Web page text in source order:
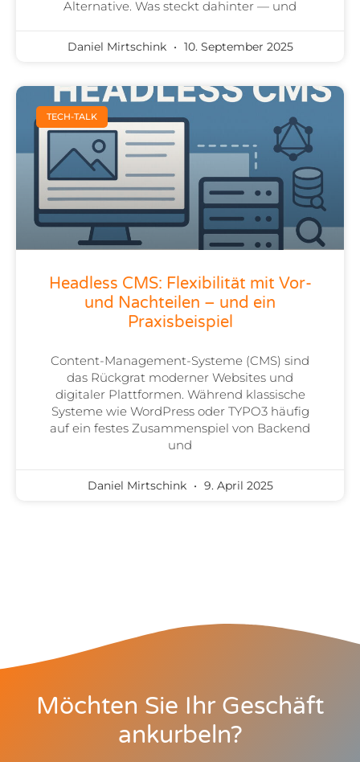
Alternative. Was steckt dahinter — und
Daniel Mirtschink 10. September 2025
TECH-TALK
Headless CMS: Flexibilität mit Vor-
und Nachteilen – und ein
Praxisbeispiel
Content-Management-Systeme (CMS) sind
das Rückgrat moderner Websites und
digitaler Plattformen. Während klassische
Systeme wie WordPress oder TYPO3 häufig
auf ein festes Zusammenspiel von Backend
und
Daniel Mirtschink 9. April 2025
Möchten Sie Ihr Geschäft
ankurbeln?